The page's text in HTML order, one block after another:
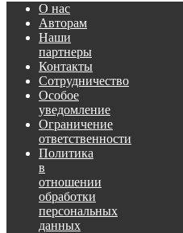
О нас
Авторам
Наши
партнеры
Контакты
Сотрудничество
Особое
уведомление
Ограничение
ответственности
Политика
в
отношении
обработки
персональных
данных